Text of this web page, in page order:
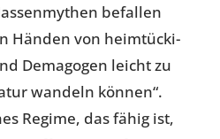
befal­len
Händen von heim­tü­cki­
Dem­ago­gen leicht zu
wandeln können“.
Regime, das fähig ist,